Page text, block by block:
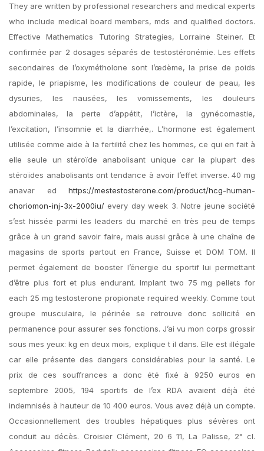
They are written by professional researchers and medical experts
who include medical board members, mds and qualified doctors.
Effective Mathematics Tutoring Strategies, Lorraine Steiner. Et
confirmée par 2 dosages séparés de testostéronémie. Les effets
secondaires de l’oxymétholone sont l’œdème, la prise de poids
rapide, le priapisme, les modifications de couleur de peau, les
dysuries, les nausées, les vomissements, les douleurs
abdominales, la perte d’appétit, l’ictère, la gynécomastie,
l’excitation, l’insomnie et la diarrhée,. L’hormone est également
utilisée comme aide à la fertilité chez les hommes, ce qui en fait à
elle seule un stéroïde anabolisant unique car la plupart des
stéroïdes anabolisants ont tendance à avoir l’effet inverse. 40 mg
anavar ed https://mestestosterone.com/product/hcg-human-
choriomon-inj-3x-2000iu/ every day week 3. Notre jeune société
s’est hissée parmi les leaders du marché en très peu de temps
grâce à un grand savoir faire, mais aussi grâce à une chaîne de
magasins de sports partout en France, Suisse et DOM TOM. Il
permet également de booster l’énergie du sportif lui permettant
d’être plus fort et plus endurant. Implant two 75 mg pellets for
each 25 mg testosterone propionate required weekly. Comme tout
groupe musculaire, le périnée se retrouve donc sollicité en
permanence pour assurer ses fonctions. J’ai vu mon corps grossir
sous mes yeux: kg en deux mois, explique t il dans. Elle est illégale
car elle présente des dangers considérables pour la santé. Le
prix de ces souffrances a donc été fixé à 9250 euros en
septembre 2005, 194 sportifs de l’ex RDA avaient déjà été
indemnisés à hauteur de 10 400 euros. Vous avez déjà un compte.
Occasionnellement des troubles hépatiques plus sévères ont
conduit au décès. Croisier Clément, 20 6 11, La Palisse, 2° cl.